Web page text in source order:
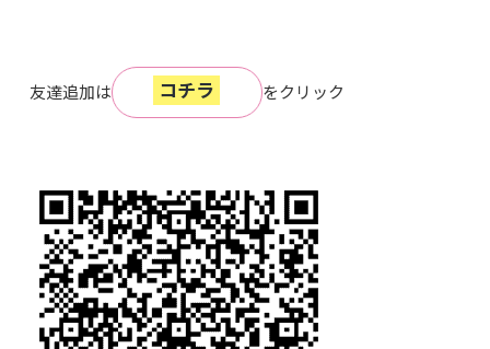
友達追加は コチラ をクリック